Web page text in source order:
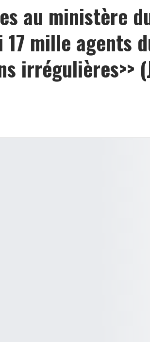
au ministère
17 mille agents
irrégulières>>